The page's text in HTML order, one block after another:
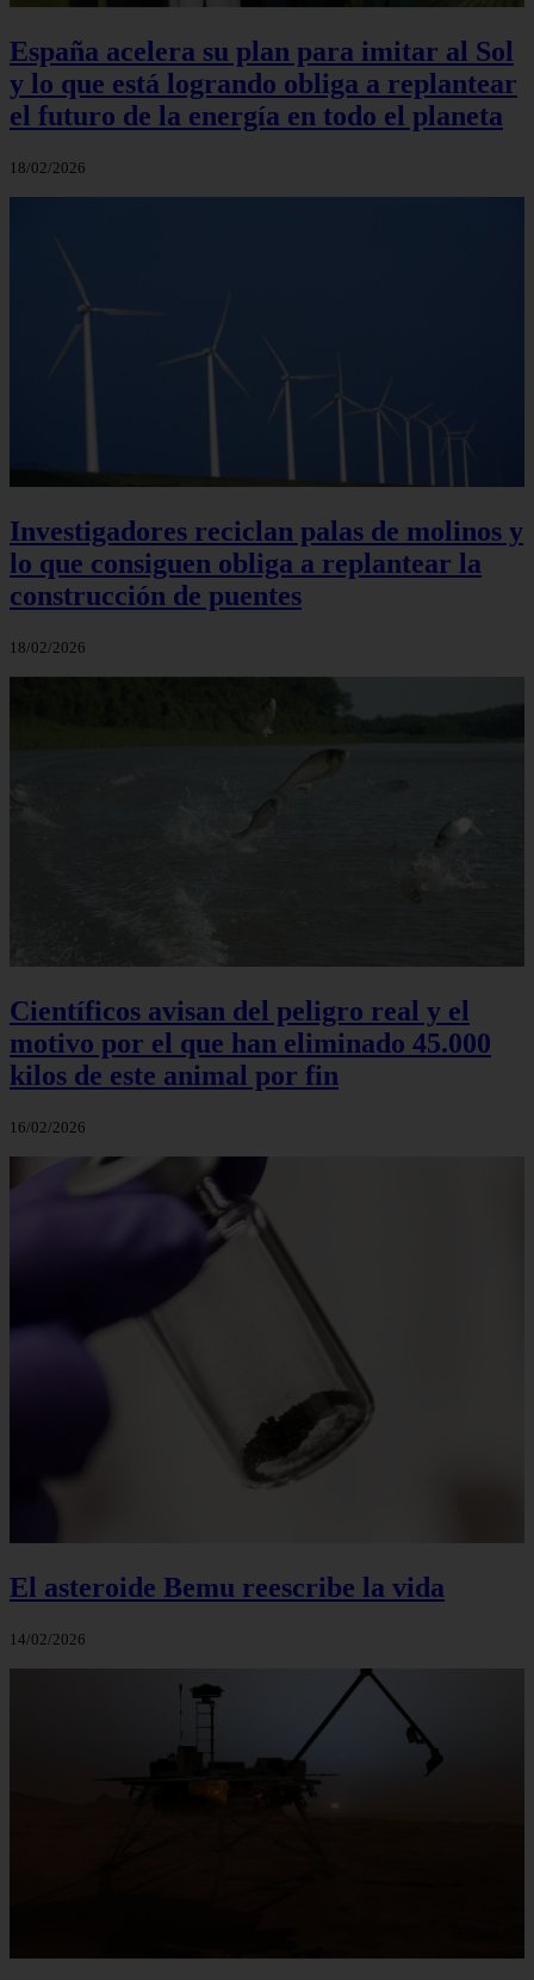
España acelera su plan para imitar al Sol
y lo que está logrando obliga a replantear
el futuro de la energía en todo el planeta
18/02/2026
Investigadores reciclan palas de molinos y
lo que consiguen obliga a replantear la
construcción de puentes
18/02/2026
Científicos avisan del peligro real y el
motivo por el que han eliminado 45.000
kilos de este animal por fin
16/02/2026
El asteroide Bemu reescribe la vida
14/02/2026